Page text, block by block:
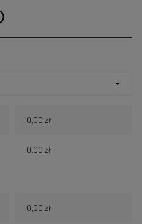
kosztów płatności
0,00 zł
0,00 zł
0,00 zł